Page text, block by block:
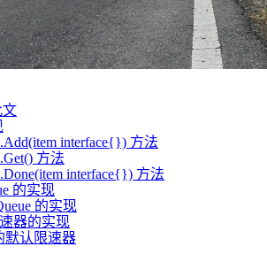
文
interface{}) 方法
方法
interface{}) 方法
的实现
的实现
器的实现
默认限速器